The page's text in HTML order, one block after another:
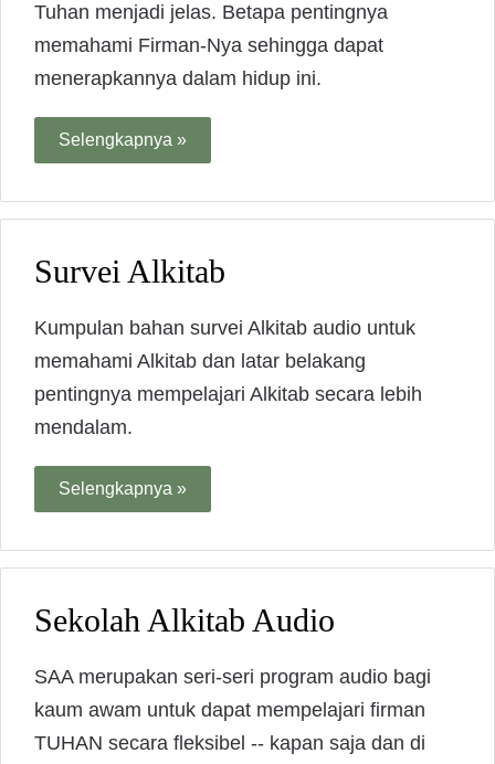
Tuhan menjadi jelas. Betapa pentingnya
memahami Firman-Nya sehingga dapat
menerapkannya dalam hidup ini.
Selengkapnya »
Survei Alkitab
Kumpulan bahan survei Alkitab audio untuk
memahami Alkitab dan latar belakang
pentingnya mempelajari Alkitab secara lebih
mendalam.
Selengkapnya »
Sekolah Alkitab Audio
SAA merupakan seri-seri program audio bagi
kaum awam untuk dapat mempelajari firman
TUHAN secara fleksibel -- kapan saja dan di